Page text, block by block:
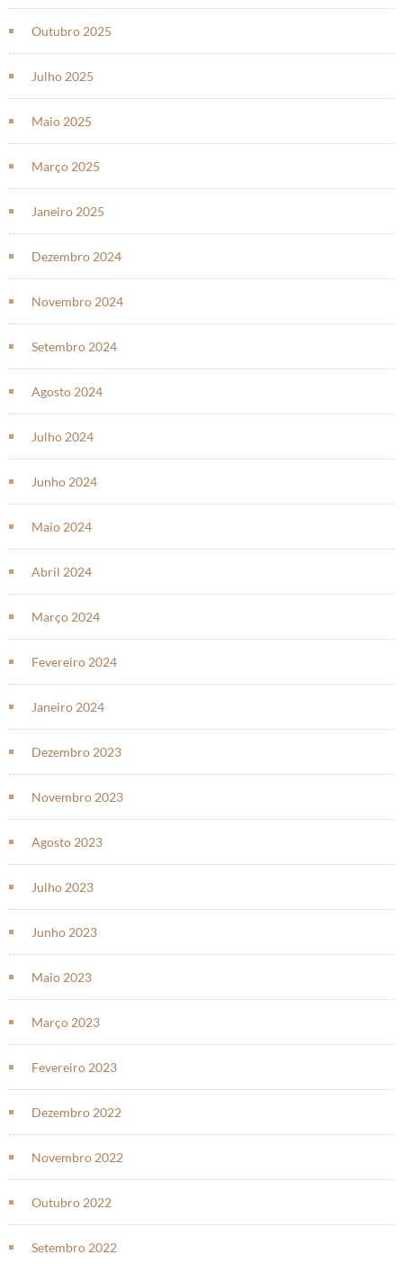
Outubro 2025
Julho 2025
Maio 2025
Março 2025
Janeiro 2025
Dezembro 2024
Novembro 2024
Setembro 2024
Agosto 2024
Julho 2024
Junho 2024
Maio 2024
Abril 2024
Março 2024
Fevereiro 2024
Janeiro 2024
Dezembro 2023
Novembro 2023
Agosto 2023
Julho 2023
Junho 2023
Maio 2023
Março 2023
Fevereiro 2023
Dezembro 2022
Novembro 2022
Outubro 2022
Setembro 2022